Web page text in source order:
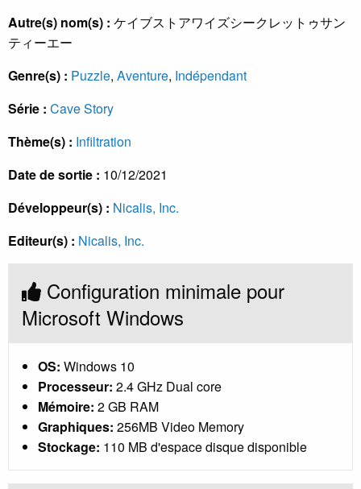
Autre(s) nom(s) : ケイブストアワイズシークレットゥサン
ティーエー
Genre(s) : Puzzle, Aventure, Indépendant
Série : Cave Story
Thème(s) : Infiltration
Date de sortie : 10/12/2021
Développeur(s) : Nicalis, Inc.
Editeur(s) : Nicalis, Inc.
Configuration minimale pour
Microsoft Windows
OS: Windows 10
Processeur: 2.4 GHz Dual core
Mémoire: 2 GB RAM
Graphiques: 256MB Video Memory
Stockage: 110 MB d'espace disque disponible